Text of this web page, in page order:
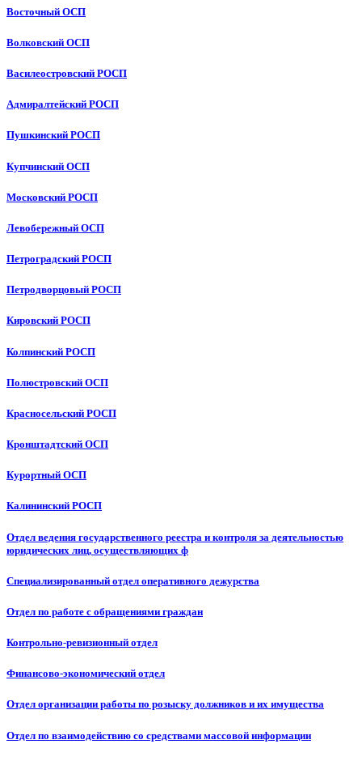
Восточный ОСП
Волковский ОСП
Василеостровский РОСП
Адмиралтейский РОСП
Пушкинский РОСП
Купчинский ОСП
Московский РОСП
Левобережный ОСП
Петроградский РОСП
Петродворцовый РОСП
Кировский РОСП
Колпинский РОСП
Полюстровский ОСП
Красносельский РОСП
Кронштадтский ОСП
Курортный ОСП
Калининский РОСП
Отдел ведения государственного реестра и контроля за деятельностью
юридических лиц, осуществляющих ф
Специализированный отдел оперативного дежурства
Отдел по работе с обращениями граждан
Контрольно-ревизионный отдел
Финансово-экономический отдел
Отдел организации работы по розыску должников и их имущества
Отдел по взаимодействию со средствами массовой информации